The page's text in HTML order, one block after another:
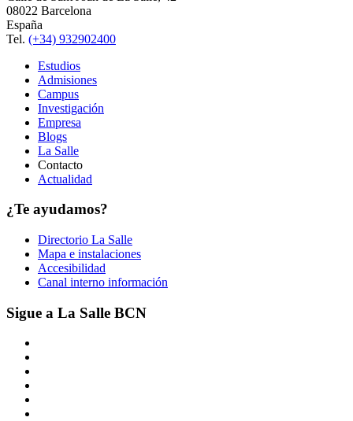
08022 Barcelona
España
Tel. (+34) 932902400
Estudios
Admisiones
Campus
Investigación
Empresa
Blogs
La Salle
Contacto
Actualidad
¿Te ayudamos?
Directorio La Salle
Mapa e instalaciones
Accesibilidad
Canal interno información
Sigue a La Salle BCN